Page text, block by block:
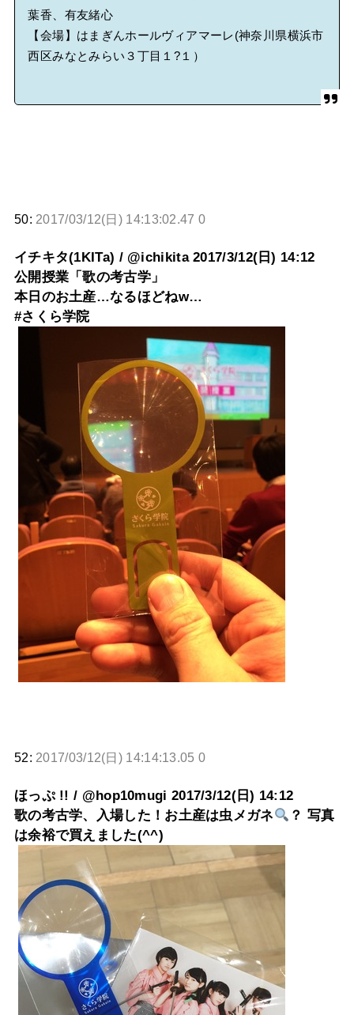
葉香、有友緒心
【会場】はまぎんホールヴィアマーレ(神奈川県横浜市
西区みなとみらい３丁目１?１）
50: 2017/03/12(日) 14:13:02.47 0
イチキタ(1KITa) / @ichikita 2017/3/12(日) 14:12
公開授業「歌の考古学」
本日のお土産…なるほどねw…
#さくら学院
52: 2017/03/12(日) 14:14:13.05 0
ほっぷ !! / @hop10mugi 2017/3/12(日) 14:12
歌の考古学、入場した！お土産は虫メガネ
？ 写真
は余裕で買えました(^^)